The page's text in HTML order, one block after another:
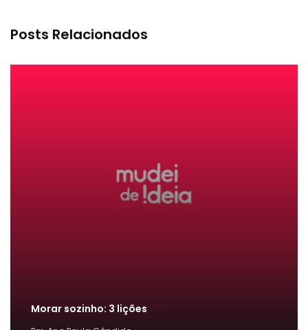
Posts Relacionados
Morar sozinho: 3 lições